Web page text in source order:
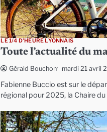
LE 1/4 D'HEURE LYONNAIS
Toute l’actualité du
Gérald Bouchon mardi 21 avril
Fabienne Buccio est sur le
régional pour 2025, la Chaire